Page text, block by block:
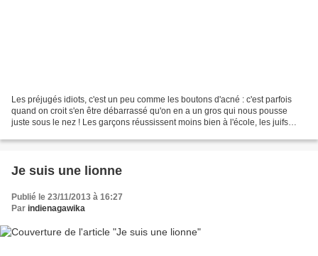
Les préjugés idiots, c'est un peu comme les boutons d'acné : c'est parfois
quand on croit s'en être débarrassé qu'on en a un gros qui nous pousse
juste sous le nez ! Les garçons réussissent moins bien à l'école, les juifs
Je suis une lionne
Publié le 23/11/2013 à 16:27
Par indienagawika